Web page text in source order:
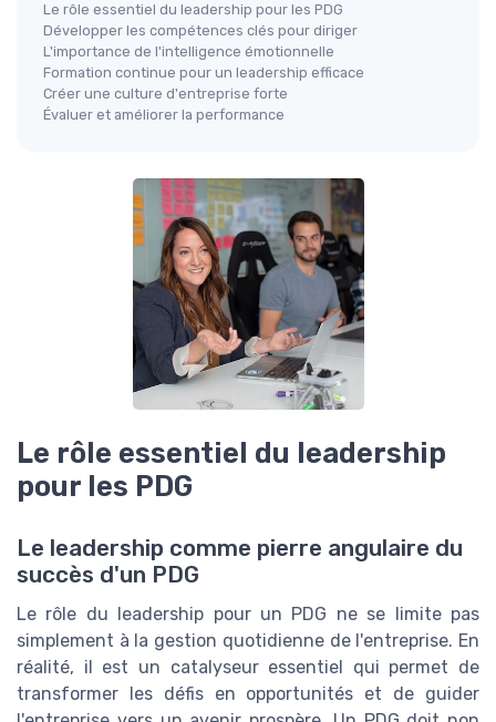
Le rôle essentiel du leadership pour les PDG
Développer les compétences clés pour diriger
L'importance de l'intelligence émotionnelle
Formation continue pour un leadership efficace
Créer une culture d'entreprise forte
Évaluer et améliorer la performance
Le rôle essentiel du leadership
pour les PDG
Le leadership comme pierre angulaire du
succès d'un PDG
Le rôle du leadership pour un PDG ne se limite pas
simplement à la gestion quotidienne de l'entreprise. En
réalité, il est un catalyseur essentiel qui permet de
transformer les défis en opportunités et de guider